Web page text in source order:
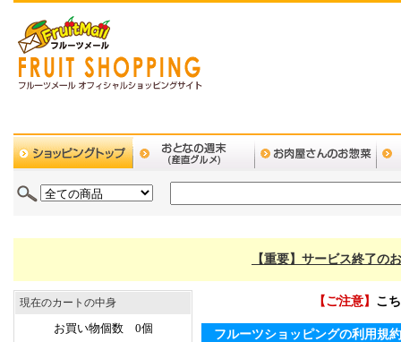
【重要】サービス終了の
現在のカートの中身
お買い物個数 0個
【ご注意】 こ
フルーツショッピングの利用規